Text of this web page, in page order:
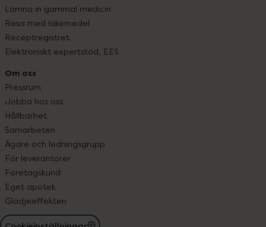
Lämna in gammal medicin
Resa med läkemedel
Receptregistret
Elektroniskt expertstöd, EES
Om oss
Pressrum
Jobba hos oss
Hållbarhet
Samarbeten
Ägare och ledningsgrupp
För leverantörer
Företagskund
Eget apotek
Glädjeeffekten